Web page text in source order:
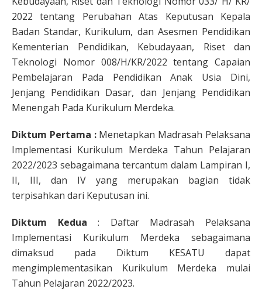
2022 tentang Perubahan Atas Keputusan Kepala
Badan Standar, Kurikulum, dan Asesmen Pendidikan
Kementerian Pendidikan, Kebudayaan, Riset dan
Teknologi Nomor 008/H/KR/2022 tentang Capaian
Pembelajaran Pada Pendidikan Anak Usia Dini,
Jenjang Pendidikan Dasar, dan Jenjang Pendidikan
Menengah Pada Kurikulum Merdeka.
Diktum Pertama : Menetapkan Madrasah Pelaksana
Implementasi Kurikulum Merdeka Tahun Pelajaran
2022/2023 sebagaimana tercantum dalam Lampiran I,
II, III, dan IV yang merupakan bagian tidak
terpisahkan dari Keputusan ini.
Diktum Kedua : Daftar Madrasah Pelaksana
Implementasi Kurikulum Merdeka sebagaimana
dimaksud pada Diktum KESATU dapat
mengimplementasikan Kurikulum Merdeka mulai
Tahun Pelajaran 2022/2023.